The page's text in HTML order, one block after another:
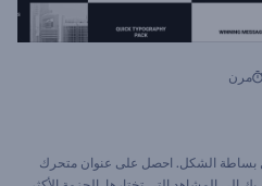
مرن
بساطة الشكل. احصل على عنوان متحرك